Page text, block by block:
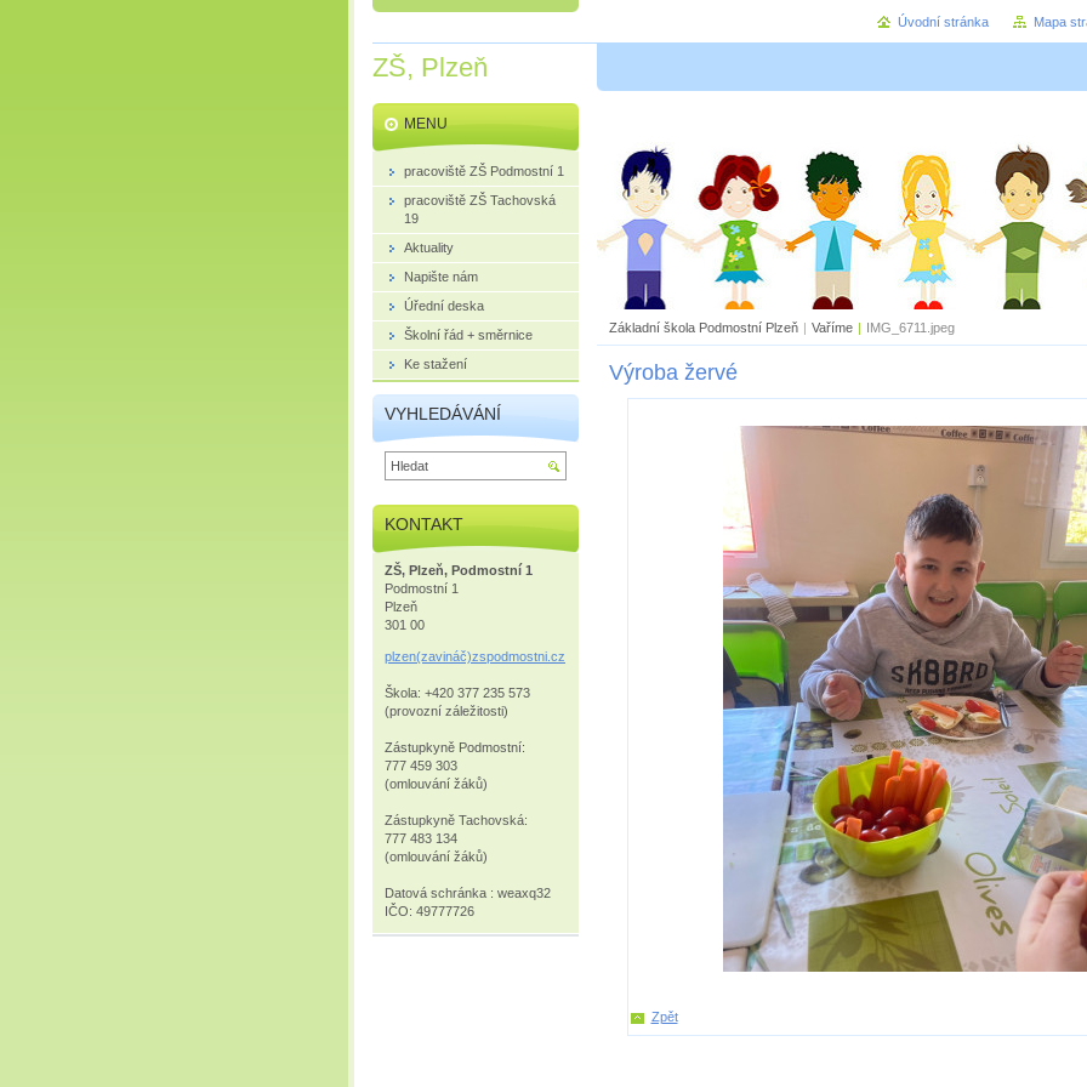
ZŠ, Plzeň
Základní škola Podmostní Plzeň | Vaříme | IMG_6711.jpeg
Výroba žervé
Zpět
MENU
pracoviště ZŠ Podmostní 1
pracoviště ZŠ Tachovská
19
Aktuality
Napište nám
Úřední deska
Školní řád + směrnice
Ke stažení
VYHLEDÁVÁNÍ
KONTAKT
ZŠ, Plzeň, Podmostní 1
Podmostní 1
Plzeň
301 00
plzen(zavináč)zspodmostni.cz
Škola: +420 377 235 573
(provozní záležitosti)
Zástupkyně Podmostní:
777 459 303
(omlouvání žáků)
Zástupkyně Tachovská:
777 483 134
(omlouvání žáků)
Datová schránka : weaxq32
IČO: 49777726
Úvodní stránka Mapa